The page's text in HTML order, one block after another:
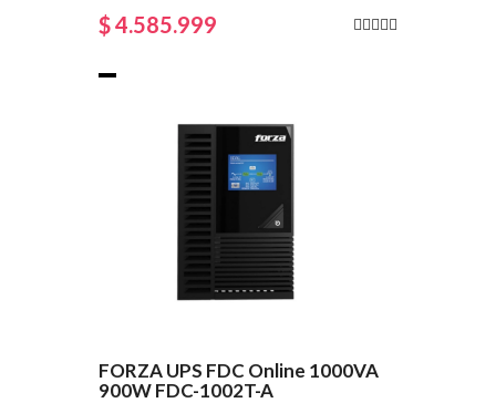
$ 4.585.999
FORZA UPS FDC Online 1000VA
900W FDC-1002T-A